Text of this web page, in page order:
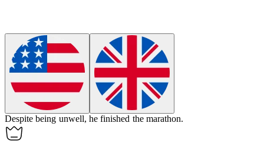
Despite being unwell, he finished the marathon.